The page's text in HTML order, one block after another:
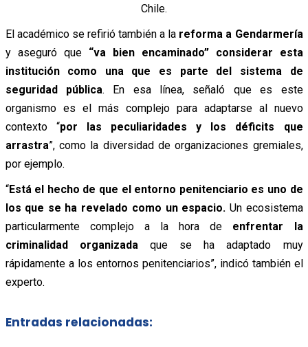
Chile.
El académico se refirió también a la reforma a Gendarmería
y aseguró que “va bien encaminado”
considerar esta
institución como una que es parte del sistema de
seguridad pública. En esa línea, señaló que es este
organismo es el más complejo para adaptarse al nuevo
contexto “por las peculiaridades y los déficits que
arrastra”, como la diversidad de organizaciones gremiales,
por ejemplo.
“Está el hecho de que el entorno penitenciario es uno de
los que se ha revelado como un espacio. Un ecosistema
particularmente complejo a la hora de enfrentar la
criminalidad organizadaque se ha adaptado muy
rápidamente a los entornos penitenciarios”, indicó también el
experto.
Entradas relacionadas: